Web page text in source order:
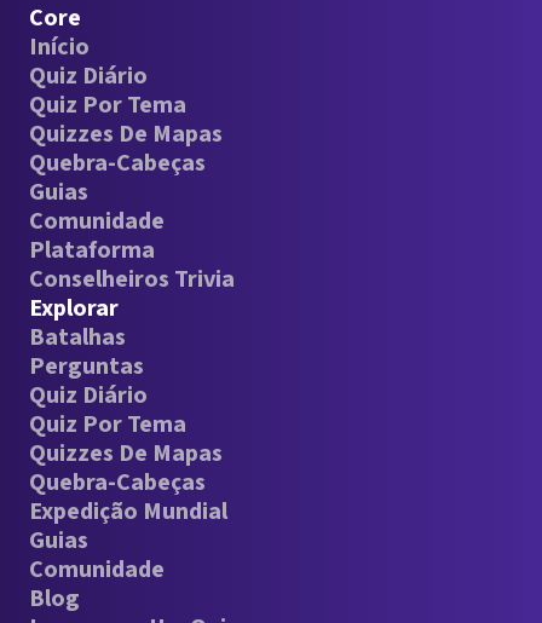
Core
Início
Quiz Diário
Quiz Por Tema
Quizzes De Mapas
Quebra-Cabeças
Guias
Comunidade
Plataforma
Conselheiros Trivia
Explorar
Batalhas
Perguntas
Quiz Diário
Quiz Por Tema
Quizzes De Mapas
Quebra-Cabeças
Expedição Mundial
Guias
Comunidade
Blog